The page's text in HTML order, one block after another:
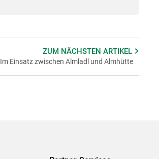
ZUM NÄCHSTENARTIKEL
Im Einsatz zwischen Almladl und Almhütte